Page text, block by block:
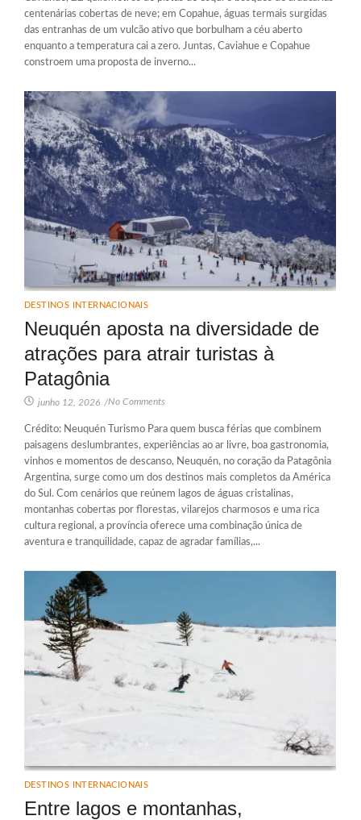
centenárias cobertas de neve; em Copahue, águas termais surgidas
das entranhas de um vulcão ativo que borbulham a céu aberto
enquanto a temperatura cai a zero. Juntas, Caviahue e Copahue
constroem uma proposta de inverno...
DESTINOS INTERNACIONAIS
Neuquén aposta na diversidade de
atrações para atrair turistas à
Patagônia
junho 12, 2026 /No Comments
Crédito: Neuquén Turismo Para quem busca férias que combinem
paisagens deslumbrantes, experiências ao ar livre, boa gastronomia,
vinhos e momentos de descanso, Neuquén, no coração da Patagônia
Argentina, surge como um dos destinos mais completos da América
do Sul. Com cenários que reúnem lagos de águas cristalinas,
montanhas cobertas por florestas, vilarejos charmosos e uma rica
cultura regional, a província oferece uma combinação única de
aventura e tranquilidade, capaz de agradar famílias,...
DESTINOS INTERNACIONAIS
Entre lagos e montanhas,